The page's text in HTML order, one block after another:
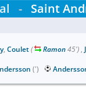
- Saint
, Coulet( Ramon45') ,
(')